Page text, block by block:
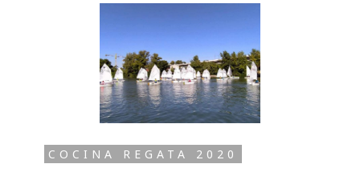
COCINA REGATA 2020